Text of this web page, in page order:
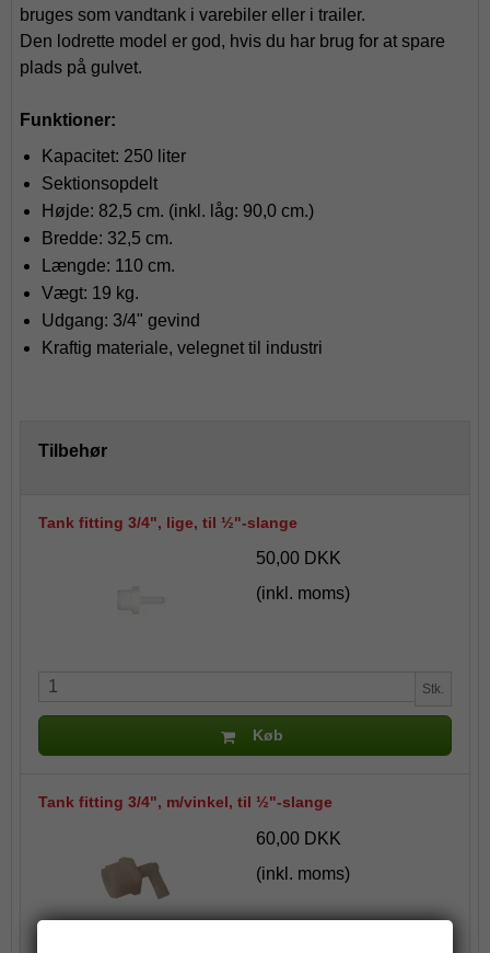
bruges som vandtank i varebiler eller i trailer.
Den lodrette model er god, hvis du har brug for at spare
plads på gulvet.
Funktioner:
Kapacitet: 250 liter
Sektionsopdelt
Højde: 82,5 cm. (inkl. låg: 90,0 cm.)
Bredde: 32,5 cm.
Længde: 110 cm.
Vægt: 19 kg.
Udgang: 3/4" gevind
Kraftig materiale, velegnet til industri
Tilbehør
Tank fitting 3/4", lige, til ½"-slange
50,00 DKK
(inkl. moms)
Stk.
Køb
Tank fitting 3/4", m/vinkel, til ½"-slange
60,00 DKK
(inkl. moms)